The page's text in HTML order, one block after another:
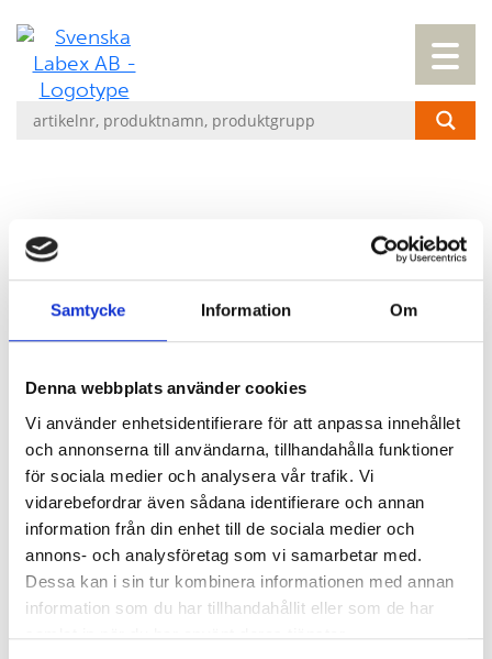
Samtycke Information Om
Denna webbplats använder cookies
Vi använder enhetsidentifierare för att anpassa innehållet
och annonserna till användarna, tillhandahålla funktioner
för sociala medier och analysera vår trafik. Vi
vidarebefordrar även sådana identifierare och annan
information från din enhet till de sociala medier och
annons- och analysföretag som vi samarbetar med.
Dessa kan i sin tur kombinera informationen med annan
information som du har tillhandahållit eller som de har
samlat in när du har använt deras tjänster.
IH-VIP TOUR 9 OKTOBER 2025
LABEX, tillsammans med Bio-Rad
bjuder in deltagare från Skandinavien
anläggning i Cressier, Schweiz. Som
speciellt inbjuden får du ett unikt
tillfälle att tillsammans med ett urval
andra användare från hela världen
chansen att få inblick i hur Bio-Rad
arbetar, se produktionen av ID-
kort/reagenser och inte minst få
möjlighet att utbyta erfarenheter samt
ta del av vetenskapliga föreläsningar.